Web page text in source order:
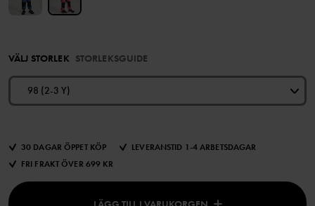
VÄLJ STORLEK STORLEKSGUIDE
98 (2-3 Y)
30 DAGAR ÖPPET KÖP
LEVERANSTID 1-4 ARBETSDAGAR
FRI FRAKT ÖVER 699 KR